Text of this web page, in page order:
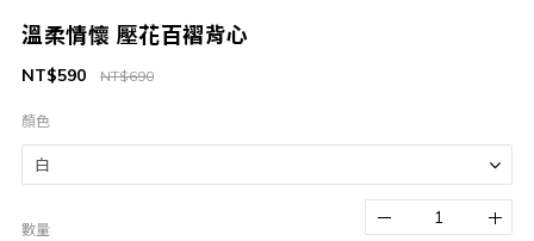
溫柔情懷 壓花百褶背心
NT$690
NT$590
顏色
數量